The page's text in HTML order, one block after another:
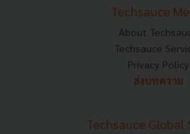
Techsauce
About
Techsauce
Privacy Policy
ส่งบทความ
Techsauce Global